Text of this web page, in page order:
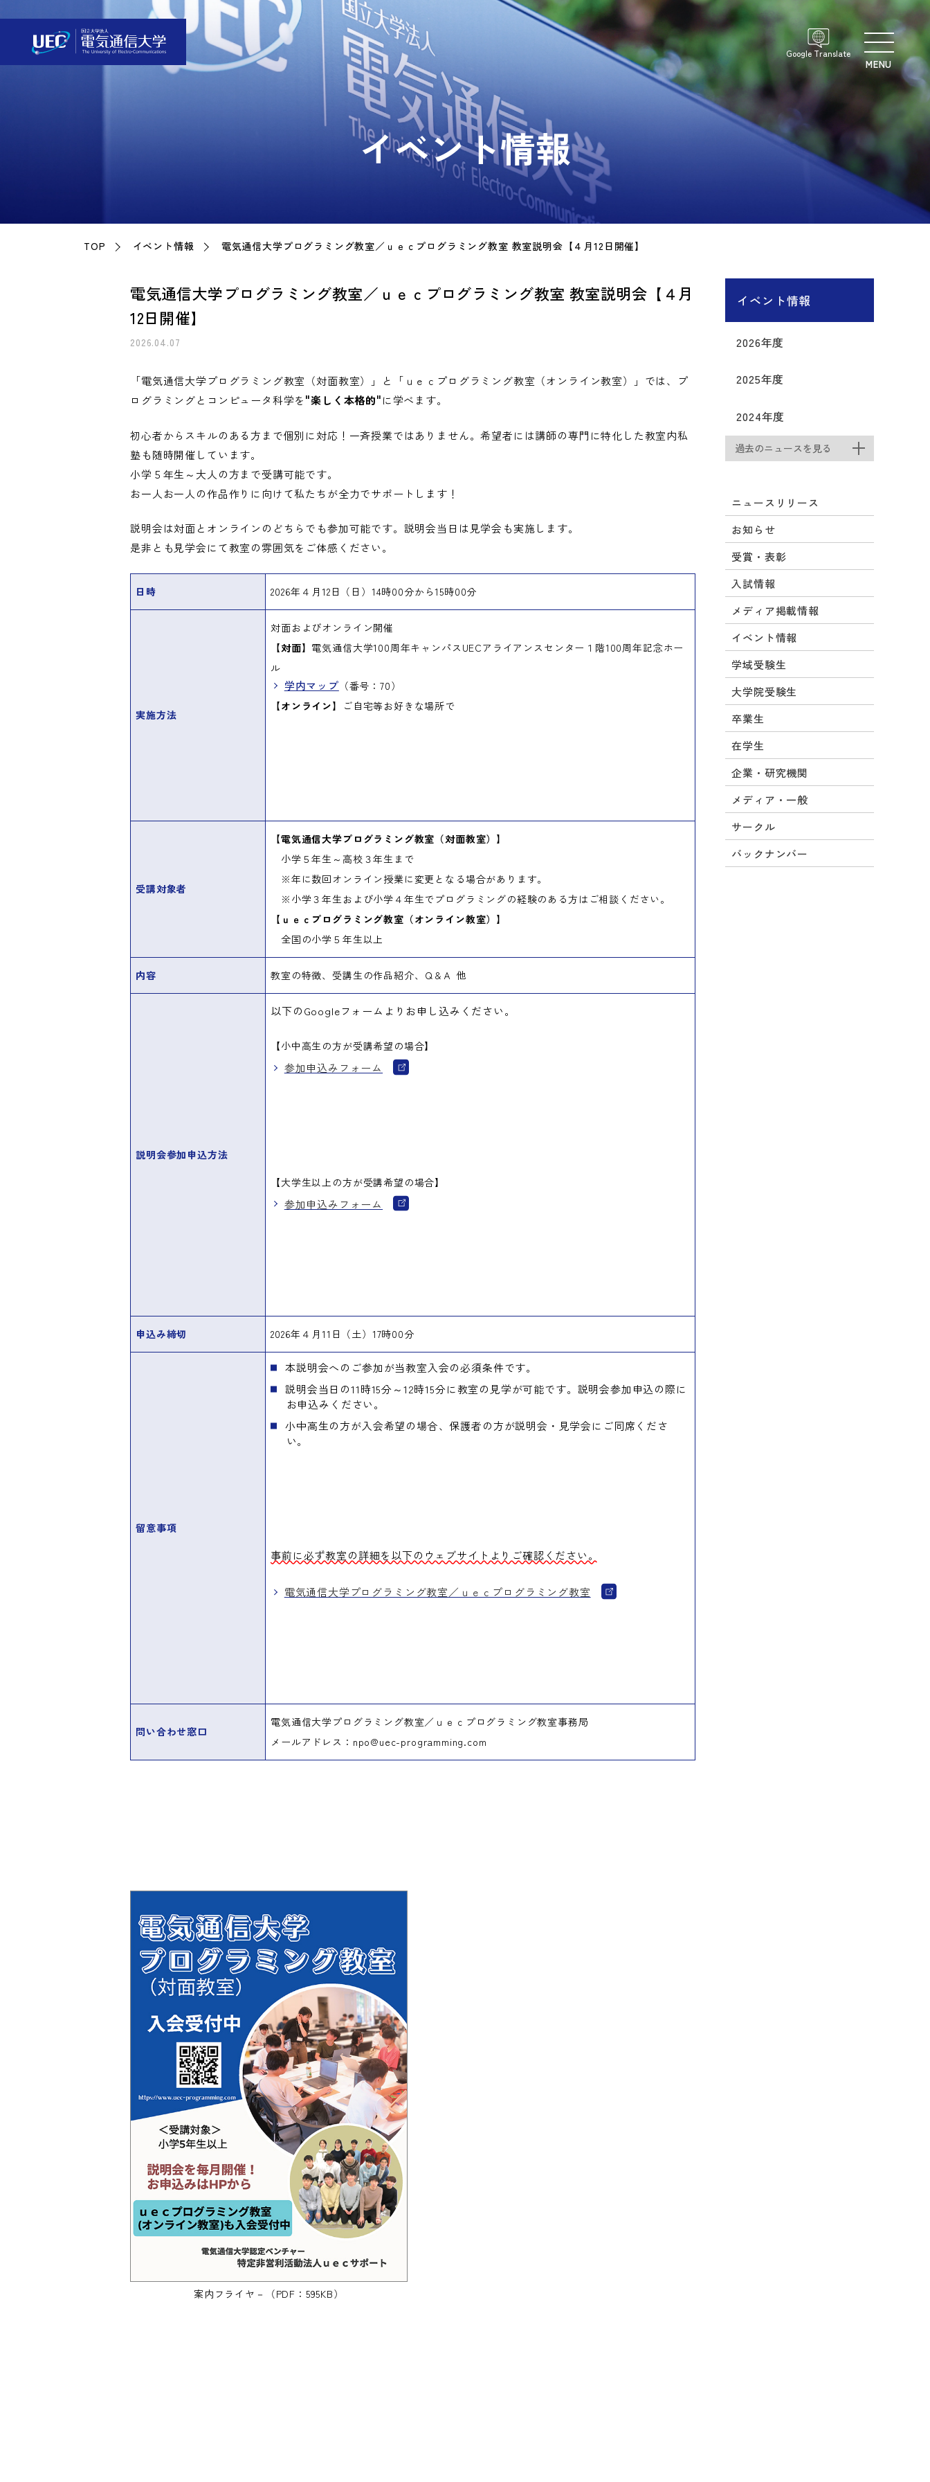
Google Translate
MENU
イベント情報
TOP イベント情報 電気通信大学プログラミング教室／ｕｅｃプログラミング教室 教室説明会【４月12日開催】
電気通信大学プログラミング教室／ｕｅｃプログラミング教室 教室説明会【４月
12日開催】
2026.04.07
「電気通信大学プログラミング教室（対面教室）」と「ｕｅｃプログラミング教室（オンライン教室）」では、プ
ログラミングとコンピュータ科学を"楽しく本格的"に学べます。
初心者からスキルのある方まで個別に対応！一斉授業ではありません。希望者には講師の専門に特化した教室内私
塾も随時開催しています。
小学５年生～大人の方まで受講可能です。
お一人お一人の作品作りに向けて私たちが全力でサポートします！
説明会は対面とオンラインのどちらでも参加可能です。説明会当日は見学会も実施します。
是非とも見学会にて教室の雰囲気をご体感ください。
日時 2026年４月12日（日）14時00分から15時00分
実施方法
対面およびオンライン開催
【対面】 電気通信大学100周年キャンパスUECアライアンスセンター１階100周年記念ホー
ル
学内マップ （番号：70）
【オンライン】
ご自宅等お好きな場所で
受講対象者
【電気通信大学プログラミング教室（対面教室）】
小学５年生～高校３年生まで
※年に数回オンライン授業に変更となる場合があります。
※小学３年生および小学４年生でプログラミングの経験のある方はご相談ください。
【ｕｅｃプログラミング教室（オンライン教室）】
全国の小学５年生以上
内容 教室の特徴、受講生の作品紹介、Ｑ&Ａ 他
説明会参加申込方法
以下のGoogleフォームよりお申し込みください。
【小中高生の方が受講希望の場合】
参加申込みフォーム
【大学生以上の方が受講希望の場合】
参加申込みフォーム
申込み締切 2026年４月11日（土）17時00分
留意事項
本説明会へのご参加が当教室入会の必須条件です。
説明会当日の11時15分～12時15分に教室の見学が可能です。説明会参加申込の際に
お申込みください。
小中高生の方が入会希望の場合、保護者の方が説明会・見学会にご同席くださ
い。
事前に必ず教室の詳細を以下のウェブサイトよりご確認ください。
電気通信大学プログラミング教室／ｕｅｃプログラミング教室
問い合わせ窓口
電気通信大学プログラミング教室／ｕｅｃプログラミング教室事務局
メールアドレス：npo@uec-programming.com
案内フライヤ－（PDF：595KB）
イベント情報
2026年度
2025年度
2024年度
過去のニュースを見る
ニュースリリース
お知らせ
受賞・表彰
入試情報
メディア掲載情報
イベント情報
学域受験生
大学院受験生
卒業生
在学生
企業・研究機関
メディア・一般
サークル
バックナンバー